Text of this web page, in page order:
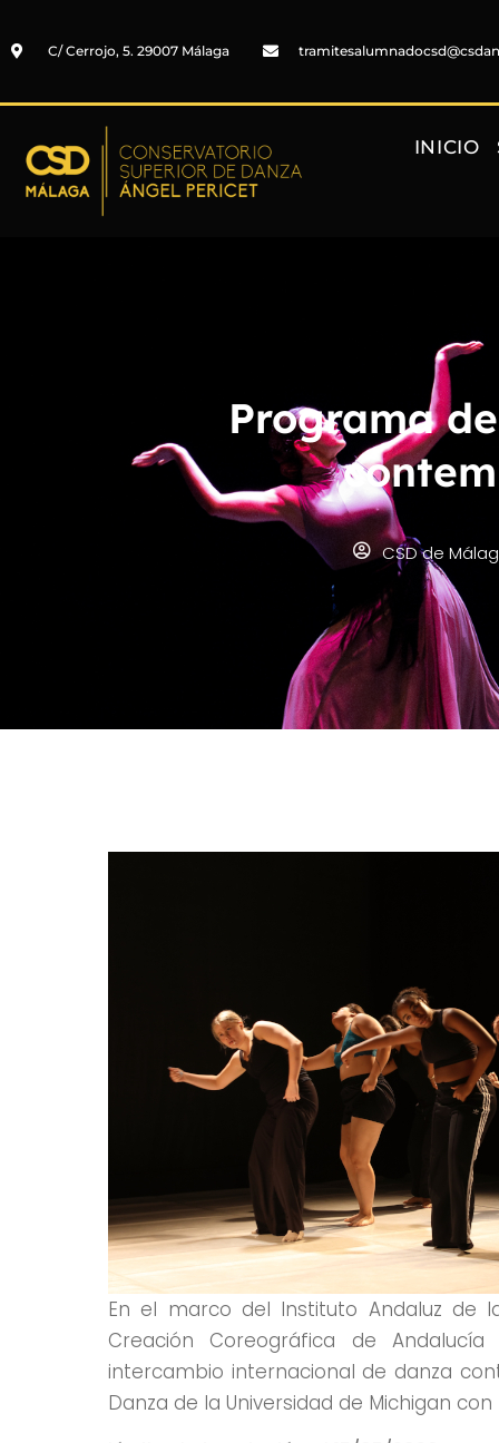
C/ Cerrojo, 5. 29007 Málaga
INICIO
Programa
CSD de
En el marco del Instituto Andaluz de
Creación Coreográfica de
intercambio internacional de danza
Danza de la Universidad de Michigan